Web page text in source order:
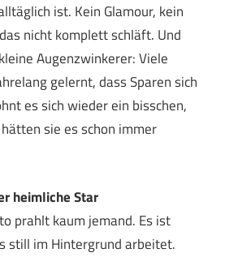
ist. Kein Glamour, kein
nicht komplett schläft. Und
Augenzwinkerer: Viele
gelernt, dass Sparen sich
es sich wieder ein bisschen,
sie es schon immer
heimliche Star
prahlt kaum jemand. Es ist
still im Hintergrund arbeitet.